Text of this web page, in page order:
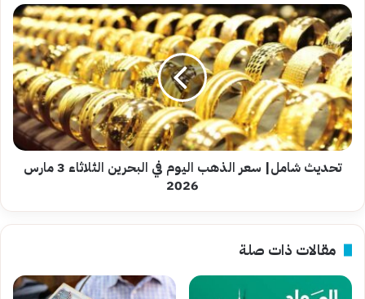
تحديث
شامل|
سعر
الذهب
اليوم
في
البحرين
الثلاثاء
3
مارس
تحديث شامل| سعر الذهب اليوم في البحرين الثلاثاء 3 مارس
2026
مقالات ذات صلة